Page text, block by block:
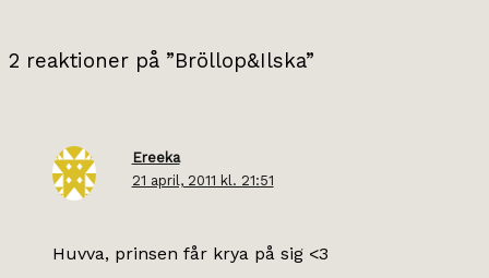
2 reaktioner på ”Bröllop&Ilska”
Ereeka
21 april, 2011 kl. 21:51
Huvva, prinsen får krya på sig <3